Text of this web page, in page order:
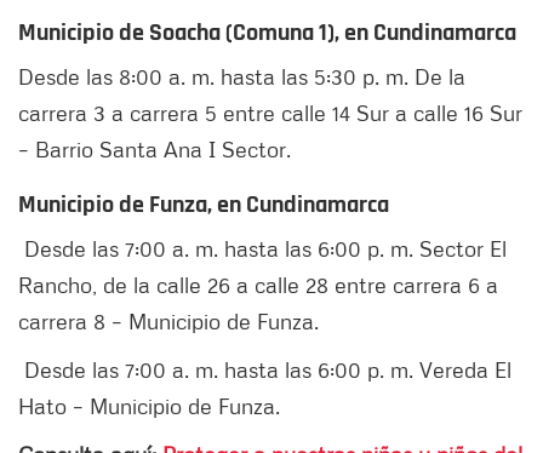
Municipio de Soacha (Comuna 1), en Cundinamarca
Desde las 8:00 a. m. hasta las 5:30 p. m. De la
carrera 3 a carrera 5 entre calle 14 Sur a calle 16 Sur
– Barrio Santa Ana I Sector.
Municipio de Funza, en Cundinamarca
Desde las 7:00 a. m. hasta las 6:00 p. m. Sector El
Rancho, de la calle 26 a calle 28 entre carrera 6 a
carrera 8 – Municipio de Funza.
Desde las 7:00 a. m. hasta las 6:00 p. m. Vereda El
Hato – Municipio de Funza.